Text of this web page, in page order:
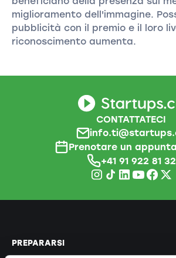
miglioramento dell'immagine.
pubblicità con il premio e il loro
riconoscimento aumenta.
CONTATTATECI
Prenotare un
+41 91 922 81 32
PREPARARSI